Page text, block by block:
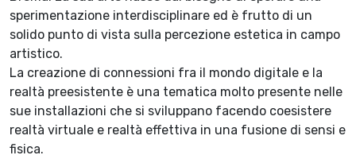
sperimentazione interdisciplinare ed è frutto di un
solido punto di vista sulla percezione estetica in campo
artistico.
La creazione di connessioni fra il mondo digitale e la
realtà preesistente è una tematica molto presente nelle
sue installazioni che si sviluppano facendo coesistere
realtà virtuale e realtà effettiva in una fusione di sensi e
fisica.